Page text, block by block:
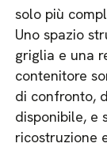
solo più
Uno spazio
griglia e una
contenitore
di confronto,
disponibile, e
ricostruzione